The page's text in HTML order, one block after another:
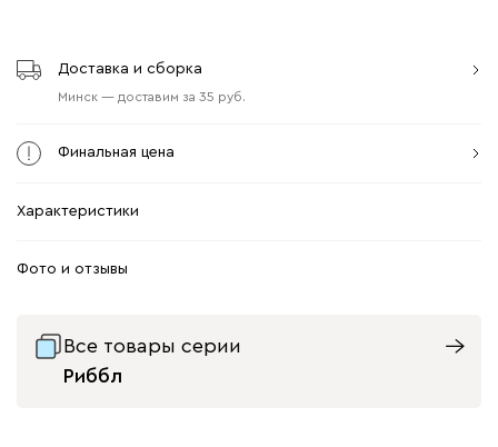
Доставка и сборка
Минск — доставим за 35
Финальная цена
Характеристики
Фото и отзывы
Все товары серии
Риббл